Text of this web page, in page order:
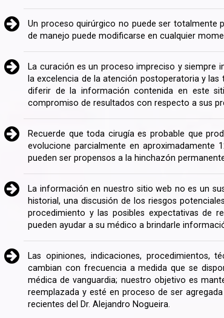
Un proceso quirúrgico no puede ser totalmente
de manejo puede modificarse en cualquier
La curación es un proceso impreciso y siempre
la excelencia de la atención postoperatoria y
diferir de la información contenida en este
compromiso de resultados con respecto a sus
Recuerde que toda cirugía es probable que
evolucione parcialmente en aproximadamente
pueden ser propensos a la hinchazón
La información en nuestro sitio web no es un
historial, una discusión de los riesgos
procedimiento y las posibles expectativas de
pueden ayudar a su médico a brindarle
Las opiniones, indicaciones, procedimientos,
cambian con frecuencia a medida que se
médica de vanguardia; nuestro objetivo es
reemplazada y esté en proceso de ser
recientes del Dr. Alejandro Nogueira.